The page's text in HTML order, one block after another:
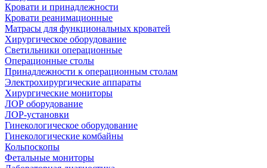
Кровати и принадлежности
Кровати реанимационные
Матрасы для функциональных кроватей
Хирургическое оборудование
Светильники операционные
Операционные столы
Принадлежности к операционным столам
Электрохирургические аппараты
Хирургические мониторы
ЛОР оборудование
ЛОР-установки
Гинекологическое оборудование
Гинекологические комбайны
Кольпоскопы
Фетальные мониторы